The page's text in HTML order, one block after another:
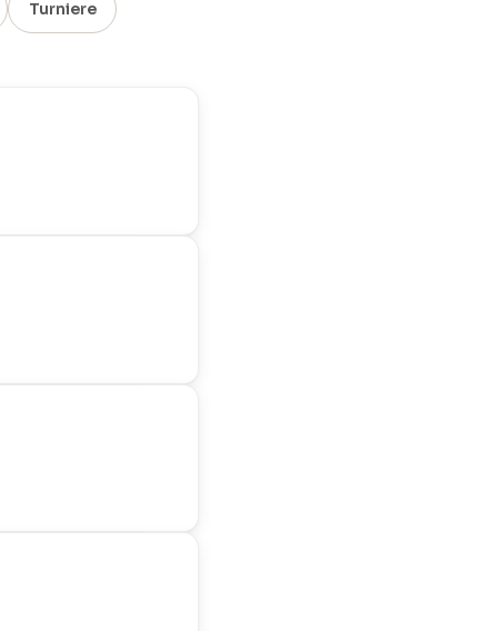
Turniere